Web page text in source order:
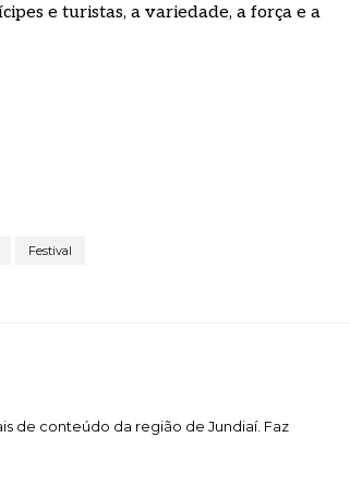
e turistas, a variedade, a força e a
Festival
de conteúdo da região de Jundiaí. Faz